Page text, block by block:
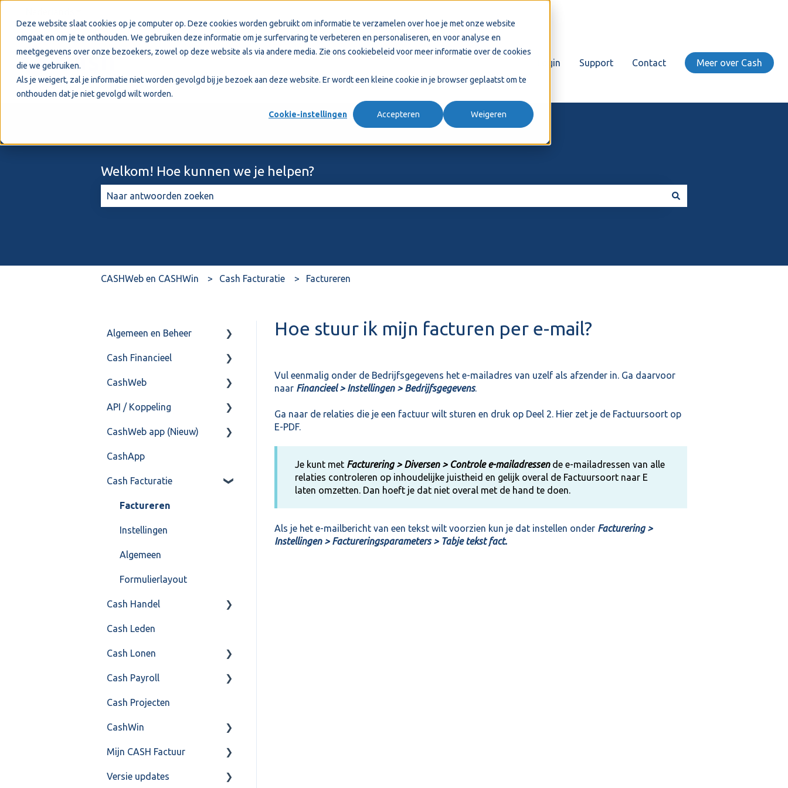
Deze website slaat cookies op je computer op. Deze cookies worden gebruikt om informatie te verzamelen over hoe je met onze website
omgaat en om je te onthouden. We gebruiken deze informatie om je surfervaring te verbeteren en personaliseren, en voor analyse en
meetgegevens over onze bezoekers, zowel op deze website als via andere media. Zie ons cookiebeleid voor meer informatie over de cookies
die we gebruiken.
Als je weigert, zal je informatie niet worden gevolgd bij je bezoek aan deze website. Er wordt een kleine cookie in je browser geplaatst om te
onthouden dat je niet gevolgd wilt worden.
Cookie-instellingen Accepteren Weigeren
Login Support Contact Meer over Cash
Welkom! Hoe kunnen we je helpen?
CASHWeb en CASHWin Cash Facturatie Factureren
Hoe stuur ik mijn facturen per e-mail?
Vul eenmalig onder de Bedrijfsgegevens het e-mailadres van uzelf als afzender in. Ga daarvoor
naar Financieel > Instellingen > Bedrijfsgegevens.
Ga naar de relaties die je een factuur wilt sturen en druk op Deel 2. Hier zet je de Factuursoort op
E-PDF.
Je kunt met Facturering > Diversen > Controle e-mailadressen de e-mailadressen van alle
relaties controleren op inhoudelijke juistheid en gelijk overal de Factuursoort naar E
laten omzetten. Dan hoeft je dat niet overal met de hand te doen.
Als je het e-mailbericht van een tekst wilt voorzien kun je dat instellen onder Facturering >
Instellingen > Factureringsparameters > Tabje tekst fact.
Algemeen en Beheer
Bank(koppeling)
Import/Export
Postbus
Training & Consultancy
Overig
Cash Financieel
Boekhoud
Fiscaal
Overig
CashWeb
CashHero Layout
Mailen vanuit CASHWeb
Algemeen gebruik
API / Koppeling
Algemeen
Api 3.0 (SOAP API)
API 4.0 (REST API)
CashWeb app (Nieuw)
Veel gestelde vragen
CashApp
Cash Facturatie
Factureren
Instellingen
Algemeen
Formulierlayout
Cash Handel
Inkoop
Verkoop
Voorraad
Overig
VoorraadService &
Cash Leden
Cash Lonen
Algemeen
Inrichting
Jaarafsluiting
Salarisberekening
Overig
Cash Payroll
Aangifte
Algemeen
Basis Training
Berekening
Cash Projecten
CashWin
Overig
Mijn CASH Factuur
Facturatie Loonportal(
Versie updates